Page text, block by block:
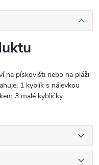
na pískovišti nebo na pláži
1 kyblík s nálevkou
3 malé kyblíčky